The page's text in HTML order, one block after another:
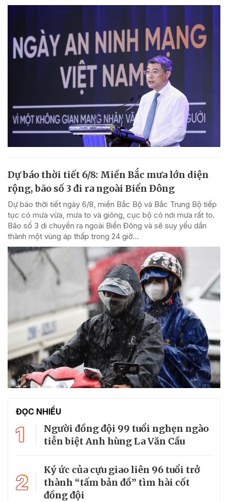
Dự báo thời tiết 6/8: Miền Bắc mưa lớn diện
rộng, bão số 3 đi ra ngoài Biển Đông
Dự báo thời tiết ngày 6/8, miền Bắc Bộ và Bắc Trung Bộ tiếp
tục có mưa vừa, mưa to và giông, cục bộ có nơi mưa rất to.
Bão số 3 di chuyển ra ngoài Biển Đông và sẽ suy yếu dần
thành một vùng áp thấp trong 24 giờ...
ĐỌC NHIỀU
1
Người đồng đội 99 tuổi nghẹn ngào
tiễn biệt Anh hùng La Văn Cầu
2
Ký ức của cựu giao liên 96 tuổi trở
thành “tấm bản đồ” tìm hài cốt
đồng đội